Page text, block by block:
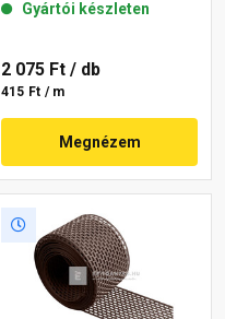
Gyártói készleten
2 075 Ft / db
415 Ft / m
Megnézem